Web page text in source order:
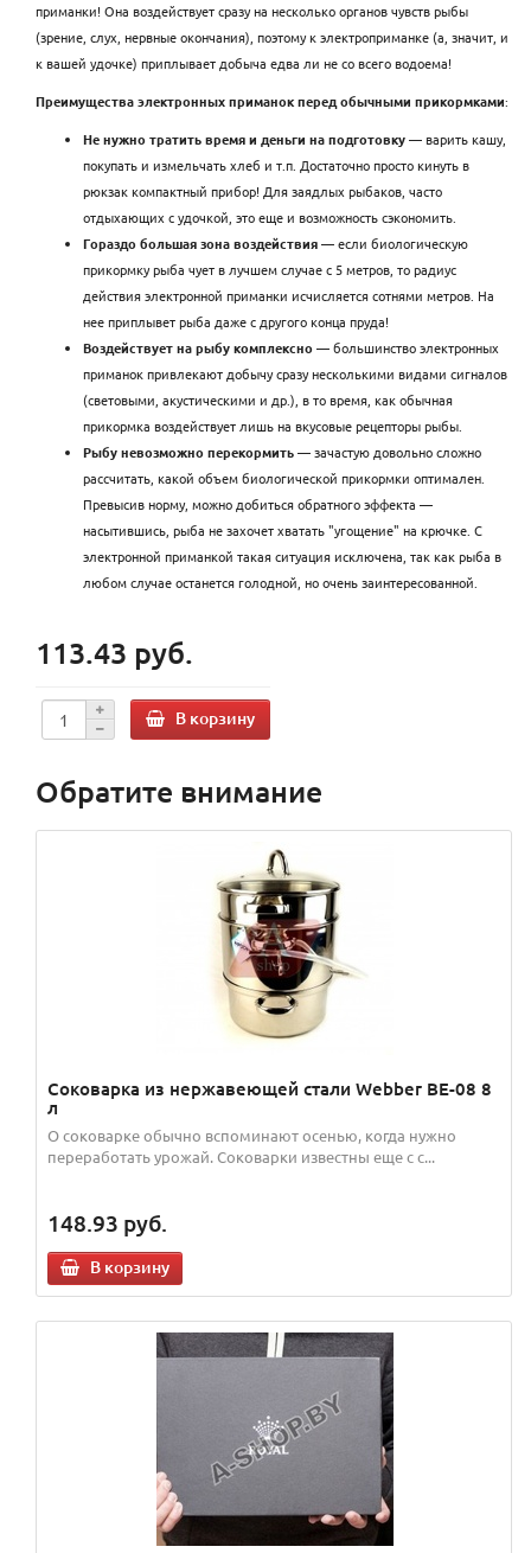
приманки! Она воздействует сразу на несколько органов чувств рыбы
(зрение, слух, нервные окончания), поэтому к электроприманке (а, значит, и
к вашей удочке) приплывает добыча едва ли не со всего водоема!
Преимущества электронных приманок перед обычными прикормками:
Не нужно тратить время и деньги на подготовку— варить кашу,
покупать и измельчать хлеб и т.п. Достаточно просто кинуть в
рюкзак компактный прибор! Для заядлых рыбаков, часто
отдыхающих с удочкой, это еще и возможность сэкономить.
Гораздо большая зона воздействия— если биологическую
прикормку рыба чует в лучшем случае с 5 метров, то радиус
действия электронной приманки исчисляется сотнями метров. На
нее приплывет рыба даже с другого конца пруда!
Воздействует на рыбу комплексно — большинство электронных
приманок привлекают добычу сразу несколькими видами сигналов
(световыми, акустическими и др.), в то время, как обычная
прикормка воздействует лишь на вкусовые рецепторы рыбы.
Рыбу невозможно перекормить— зачастую довольно сложно
рассчитать, какой объем биологической прикормки оптимален.
Превысив норму, можно добиться обратного эффекта —
насытившись, рыба не захочет хватать "угощение" на крючке. С
электронной приманкой такая ситуация исключена, так как рыба в
любом случае останется голодной, но очень заинтересованной.
113.43 руб.
В корзину
Обратите внимание
Соковарка из нержавеющей стали Webber BE-08 8
л
О соковарке обычно вспоминают осенью, когда нужно
переработать урожай. Соковарки известны еще с с...
148.93 руб.
В корзину